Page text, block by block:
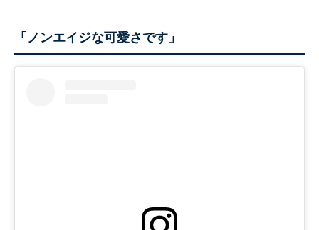
「ノンエイジな可愛さです」